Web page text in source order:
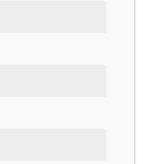
sorg, kjærlighet,
som vi